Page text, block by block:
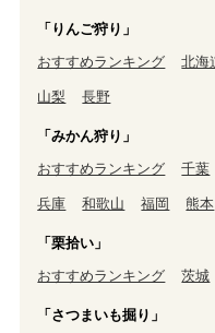
「りんご狩り」
おすすめランキング
北海
山梨 長野
「みかん狩り」
おすすめランキング
千葉
兵庫 和歌山 福岡 熊本
「栗拾い」
おすすめランキング
茨城
「さつまいも掘り」